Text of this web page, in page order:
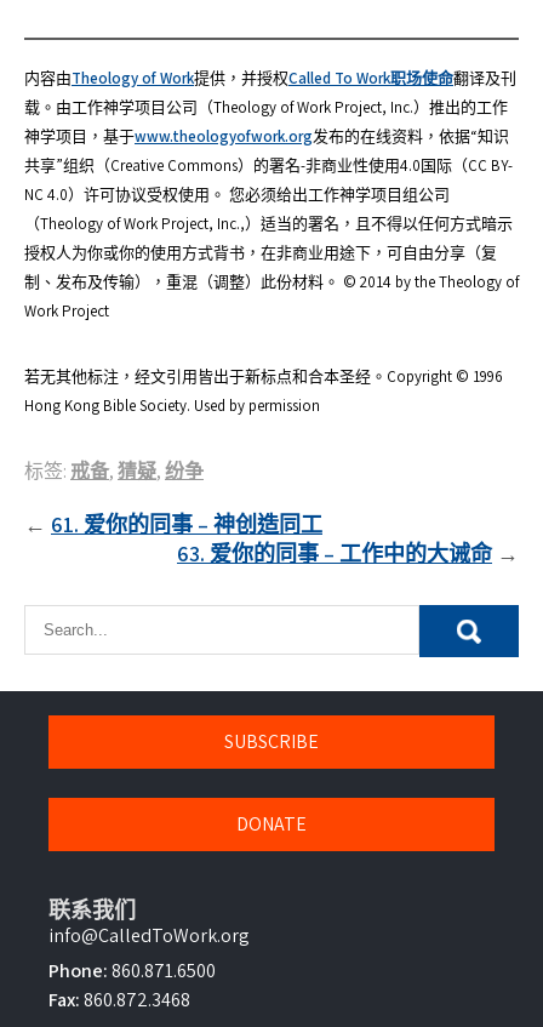
内容由Theology of Work提供，并授权Called To Work职场使命翻译及刊
载。由工作神学项目公司（Theology of Work Project, Inc.）推出的工作
神学项目，基于www.theologyofwork.org发布的在线资料，依据“知识
共享”组织（Creative Commons）的署名-非商业性使用4.0国际（CC BY-
NC 4.0）许可协议受权使用。 您必须给出工作神学项目组公司
（Theology of Work Project, Inc.,）适当的署名，且不得以任何方式暗示
授权人为你或你的使用方式背书，在非商业用途下，可自由分享（复
制、发布及传输），重混（调整）此份材料。 © 2014 by the Theology of
Work Project
若无其他标注，经文引用皆出于新标点和合本圣经。Copyright © 1996
Hong Kong Bible Society. Used by permission
标签: 戒备,猜疑,纷争
文
導
覽
61. 爱你的同事 – 神创造同工
63. 爱你的同事 – 工作中的大诫命
SUBSCRIBE
DONATE
联系我们
info@CalledToWork.org
Phone:860.871.6500
Fax:860.872.3468